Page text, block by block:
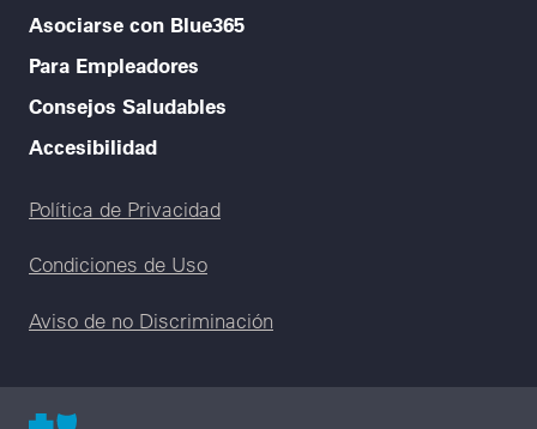
Asociarse con Blue365
Para Empleadores
Consejos Saludables
Accesibilidad
Legal menu
Política de Privacidad
Condiciones de Uso
Aviso de no Discriminación